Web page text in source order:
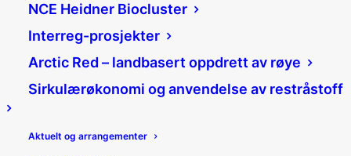
NCE Heidner Biocluster
Interreg-prosjekter
Arctic Red – landbasert oppdrett av røye
Sirkulærøkonomi og anvendelse av restråstoff
Aktuelt og arrangementer
Sted:
Universitet i Innlandet, Lillehammer
Lillehammer, Norge)